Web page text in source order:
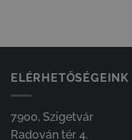
ELÉRHETŐSÉGEINK
7900, Szigetvár
Radován tér 4.